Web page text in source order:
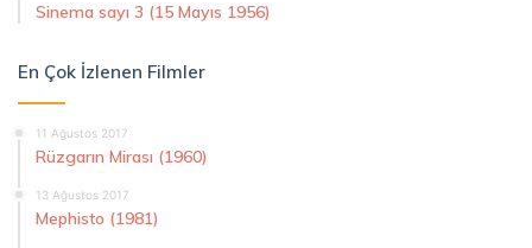
Sinema sayı 3 (15 Mayıs 1956)
En Çok İzlenen Filmler
11 Ağustos 2017
Rüzgarın Mirası (1960)
13 Ağustos 2017
Mephisto (1981)